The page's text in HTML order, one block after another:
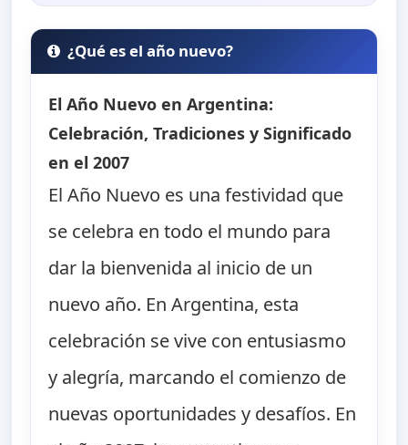
¿Qué es el año nuevo?
El Año Nuevo en Argentina:
Celebración, Tradiciones y Significado
en el 2007
El Año Nuevo es una festividad que
se celebra en todo el mundo para
dar la bienvenida al inicio de un
nuevo año. En Argentina, esta
celebración se vive con entusiasmo
y alegría, marcando el comienzo de
nuevas oportunidades y desafíos. En